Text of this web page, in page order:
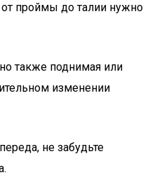
проймы до талии нужно
также поднимая или
изменении
не забудьте